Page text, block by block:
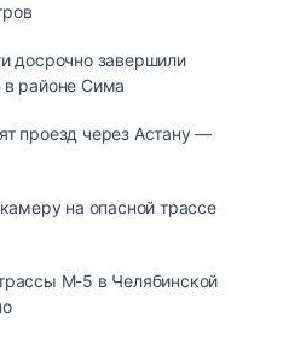
досрочно завершили
в районе Сима
проезд через Астану —
на опасной трассе
М-5 в Челябинской